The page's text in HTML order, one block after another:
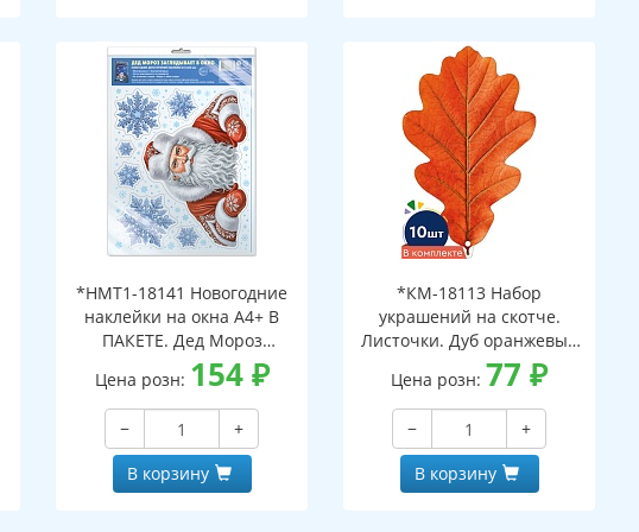
*НМТ1-18141 Новогодние
наклейки на окна А4+ В
ПАКЕТЕ. Дед Мороз
заглядывает в окно (видны
с обеих сторон,
многоразовые, в
индивидуальной упаковке,
с европодвесом и клеевым
клапаном)
Цена розн: 154₽
−
+
В корзину
*КМ-18113 Набор
украшений на скотче.
Листочки. Дуб оранжевый
(10 шт. в наборе,
двухсторонняя, ВД-лак)
Цена розн: 77₽
−
+
В корзину